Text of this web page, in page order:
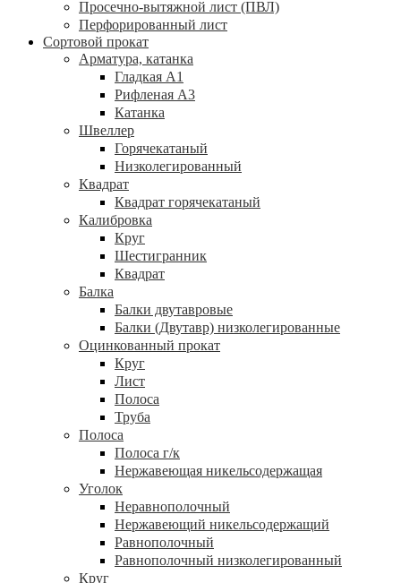
Просечно-вытяжной лист (ПВЛ)
Перфорированный лист
Сортовой прокат
Арматура, катанка
Гладкая А1
Рифленая А3
Катанка
Швеллер
Горячекатаный
Низколегированный
Квадрат
Квадрат горячекатаный
Калибровка
Круг
Шестигранник
Квадрат
Балка
Балки двутавровые
Балки (Двутавр) низколегированные
Оцинкованный прокат
Круг
Лист
Полоса
Труба
Полоса
Полоса г/к
Нержавеющая никельсодержащая
Уголок
Неравнополочный
Нержавеющий никельсодержащий
Равнополочный
Равнополочный низколегированный
Круг